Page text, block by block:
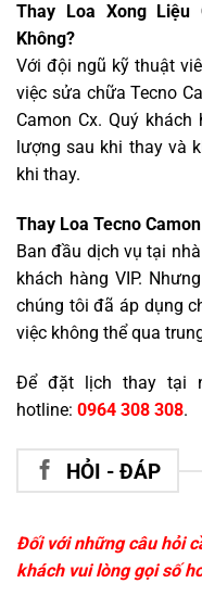
Thay Loa Xong Liệu
Không?
Với đội ngũ kỹ thuật
việc sửa chữa Tecno
Camon Cx. Quý
lượng sau khi thay và
khi thay.
Thay Loa Tecno
Ban đầu dịch vụ tại
khách hàng VIP.
chúng tôi đã áp dụng
việc không thể qua
Để đặt lịch thay tại
hotline: 0964 308 308.
HỎI - ĐÁP
Đối với những câu hỏi
khách vui lòng gọi số